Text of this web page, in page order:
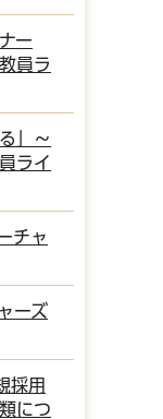
ー
員ラ
」～
ライ
チャ
ーズ
採用
につ